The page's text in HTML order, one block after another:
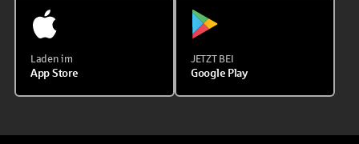
Laden im
App Store
JETZT BEI
Google Play